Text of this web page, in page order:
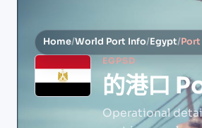
Home/World Port Info/Egypt/Port
EGPSD
的港口
Operational